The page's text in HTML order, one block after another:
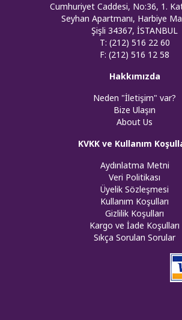
Cumhuriyet Caddesi, No:36, 1.
Seyhan Apartmanı, Harbiye
Şişli 34367, İSTANBUL
T: (212) 516 22 60
F: (212) 516 12 58
Hakkımızda
Neden "İletişim" var?
Bize Ulaşın
About Us
KVKK ve Kullanım
Aydınlatma Metni
Veri Politikası
Üyelik Sözleşmesi
Kullanım Koşulları
Gizlilik Koşulları
Kargo ve İade Koşulları
Sıkça Sorulan Sorular